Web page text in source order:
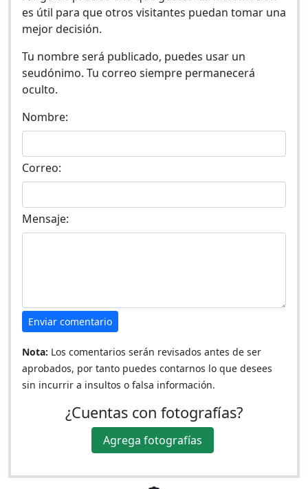
es útil para que otros visitantes puedan tomar una
mejor decisión.
Tu nombre será publicado, puedes usar un
seudónimo. Tu correo siempre permanecerá
oculto.
Nombre:
Correo:
Mensaje:
Enviar comentario
Nota: Los comentarios serán revisados antes de ser
aprobados, por tanto puedes contarnos lo que desees
sin incurrir a insultos o falsa información.
¿Cuentas con fotografías?
Agrega fotografías